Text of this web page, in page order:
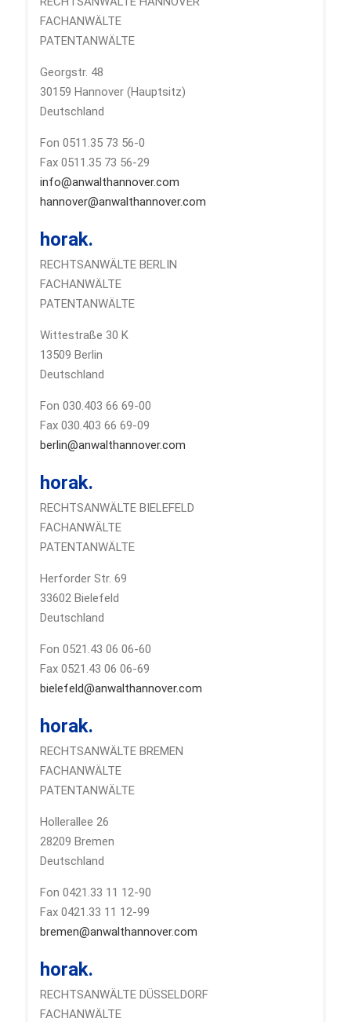
FACHANWÄLTE
PATENTANWÄLTE
Georgstr. 48
30159 Hannover (Hauptsitz)
Deutschland
Fon 0511.35 73 56-0
Fax 0511.35 73 56-29
info@anwalthannover.com
hannover@anwalthannover.com
horak.
RECHTSANWÄLTE BERLIN
FACHANWÄLTE
PATENTANWÄLTE
Wittestraße 30 K
13509 Berlin
Deutschland
Fon 030.403 66 69-00
Fax 030.403 66 69-09
berlin@anwalthannover.com
horak.
RECHTSANWÄLTE BIELEFELD
FACHANWÄLTE
PATENTANWÄLTE
Herforder Str. 69
33602 Bielefeld
Deutschland
Fon 0521.43 06 06-60
Fax 0521.43 06 06-69
bielefeld@anwalthannover.com
horak.
RECHTSANWÄLTE BREMEN
FACHANWÄLTE
PATENTANWÄLTE
Hollerallee 26
28209 Bremen
Deutschland
Fon 0421.33 11 12-90
Fax 0421.33 11 12-99
bremen@anwalthannover.com
horak.
RECHTSANWÄLTE DÜSSELDORF
FACHANWÄLTE